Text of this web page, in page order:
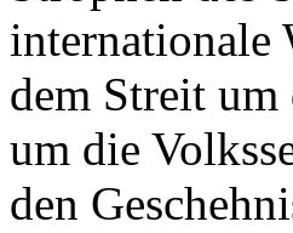
internationale
dem Streit
um die
den